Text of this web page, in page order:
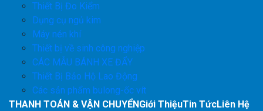
Thiết Bị Đo Kiểm
Dụng cụ ngủ kim
Máy nén khí
Thiết bị về sinh công nghiệp
CÁC MẪU BÁNH XE ĐẨY
Thiết Bị Bảo Hộ Lao Động
Các sản phẩm bulong-ốc vít
THANH TOÁN & VẬN CHUYỂNGiới ThiệuTin TứcLiên Hệ